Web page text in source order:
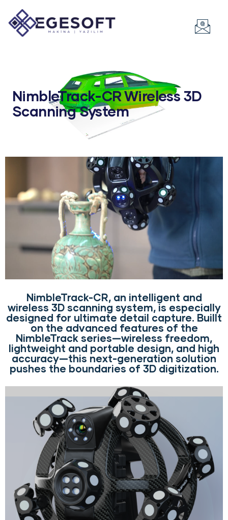
NimbleTrack-CR Wireless 3D
Scanning System
NimbleTrack-CR, an intelligent and
wireless 3D scanning system, is especially
designed for ultimate detail capture. Buillt
on the advanced features of the
NimbleTrack series—wireless freedom,
lightweight and portable design, and high
accuracy—this next-generation solution
pushes the boundaries of 3D digitization.